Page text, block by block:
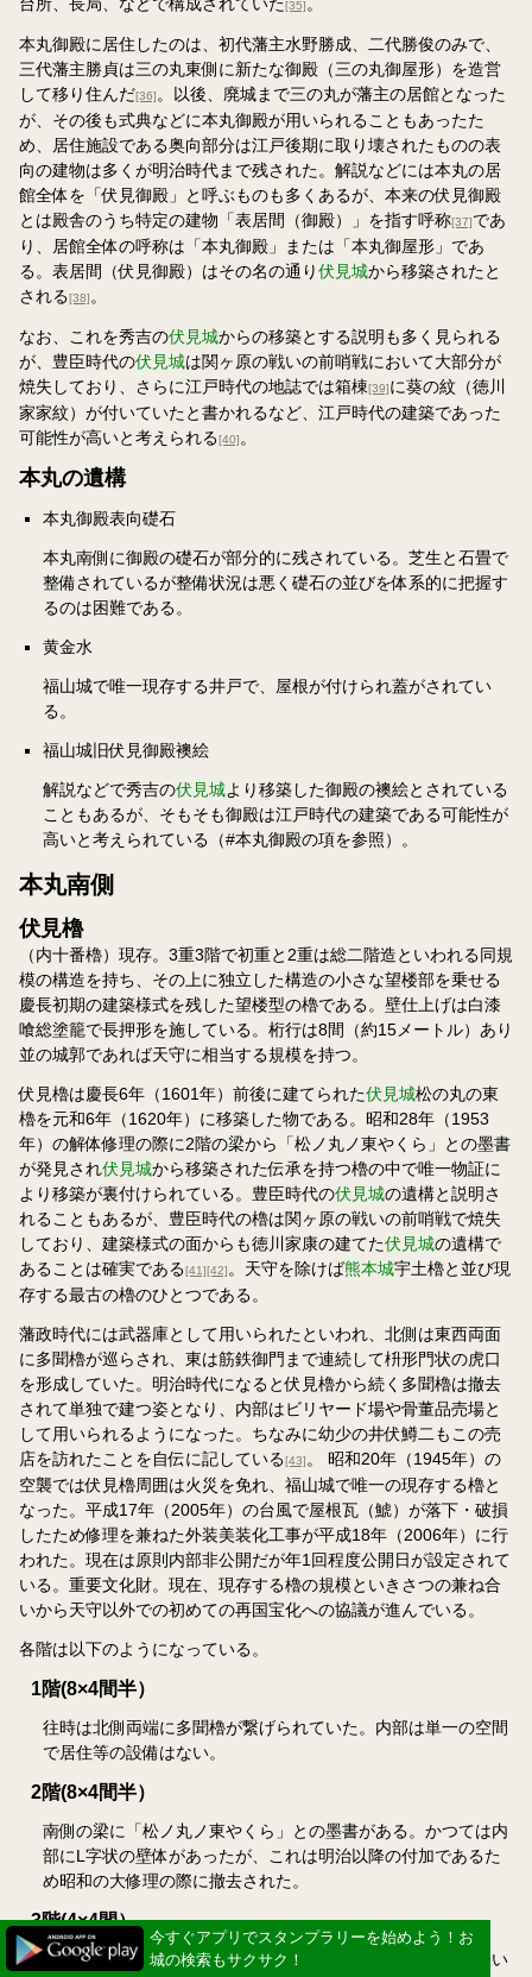
[35]
本丸御殿に居住したのは、初代藩主水野勝成、二代勝俊のみで、
三代藩主勝貞は三の丸東側に新たな御殿（三の丸御屋形）を造営
して移り住んだ[36] 。以後、廃城まで三の丸が藩主の居館となった
が、その後も式典などに本丸御殿が用いられることもあったた
め、居住施設である奥向部分は江戸後期に取り壊されたものの表
向の建物は多くが明治時代まで残された。解説などには本丸の居
館全体を「伏見御殿」と呼ぶものも多くあるが、本来の伏見御殿
とは殿舎のうち特定の建物「表居間（御殿）」を指す呼称[37]であ
り、居館全体の呼称は「本丸御殿」または「本丸御屋形」であ
る。表居間（伏見御殿）はその名の通り伏見城から移築されたと
される[38] 。
なお、これを秀吉の伏見城からの移築とする説明も多く見られる
が、豊臣時代の伏見城は関ヶ原の戦いの前哨戦において大部分が
焼失しており、さらに江戸時代の地誌では箱棟[39]に葵の紋（徳川
家家紋）が付いていたと書かれるなど、江戸時代の建築であった
可能性が高いと考えられる[40] 。
本丸の遺構
本丸御殿表向礎石
本丸南側に御殿の礎石が部分的に残されている。芝生と石畳で
整備されているが整備状況は悪く礎石の並びを体系的に把握す
るのは困難である。
黄金水
福山城で唯一現存する井戸で、屋根が付けられ蓋がされてい
る。
福山城旧伏見御殿襖絵
解説などで秀吉の伏見城より移築した御殿の襖絵とされている
こともあるが、そもそも御殿は江戸時代の建築である可能性が
高いと考えられている（#本丸御殿の項を参照）。
本丸南側
伏見櫓
（内十番櫓）現存。3重3階で初重と2重は総二階造といわれる同規
模の構造を持ち、その上に独立した構造の小さな望楼部を乗せる
慶長初期の建築様式を残した望楼型の櫓である。壁仕上げは白漆
喰総塗籠で長押形を施している。桁行は8間（約15メートル）あり
並の城郭であれば天守に相当する規模を持つ。
伏見櫓は慶長6年（1601年）前後に建てられた伏見城松の丸の東
櫓を元和6年（1620年）に移築した物である。昭和28年（1953
年）の解体修理の際に2階の梁から「松ノ丸ノ東やくら」との墨書
が発見され伏見城から移築された伝承を持つ櫓の中で唯一物証に
より移築が裏付けられている。豊臣時代の伏見城の遺構と説明さ
れることもあるが、豊臣時代の櫓は関ヶ原の戦いの前哨戦で焼失
しており、建築様式の面からも徳川家康の建てた伏見城の遺構で
あることは確実である[41][42] 。天守を除けば熊本城宇土櫓と並び現
存する最古の櫓のひとつである。
藩政時代には武器庫として用いられたといわれ、北側は東西両面
に多聞櫓が巡らされ、東は筋鉄御門まで連続して枡形門状の虎口
を形成していた。明治時代になると伏見櫓から続く多聞櫓は撤去
されて単独で建つ姿となり、内部はビリヤード場や骨董品売場と
して用いられるようになった。ちなみに幼少の井伏鱒二もこの売
店を訪れたことを自伝に記している[43] 。 昭和20年（1945年）の
空襲では伏見櫓周囲は火災を免れ、福山城で唯一の現存する櫓と
なった。平成17年（2005年）の台風で屋根瓦（鯱）が落下・破損
したため修理を兼ねた外装美装化工事が平成18年（2006年）に行
われた。現在は原則内部非公開だが年1回程度公開日が設定されて
いる。重要文化財。現在、現存する櫓の規模といきさつの兼ね合
いから天守以外での初めての再国宝化への協議が進んでいる。
各階は以下のようになっている。
1階(8×4間半）
往時は北側両端に多聞櫓が繋げられていた。内部は単一の空間
で居住等の設備はない。
2階(8×4間半）
南側の梁に「松ノ丸ノ東やくら」との墨書がある。かつては内
部にL字状の壁体があったが、これは明治以降の付加であるた
め昭和の大修理の際に撤去された。
3階(4×4間）
下層に比べ東西方向が極端に縮められ、ほぼ正方形を成してい
今すぐアプリでスタンプラリーを始めよう！お
城の検索もサクサク！
今すぐアプリでスタンプラリーを始めよう！お
城の検索もサクサク！